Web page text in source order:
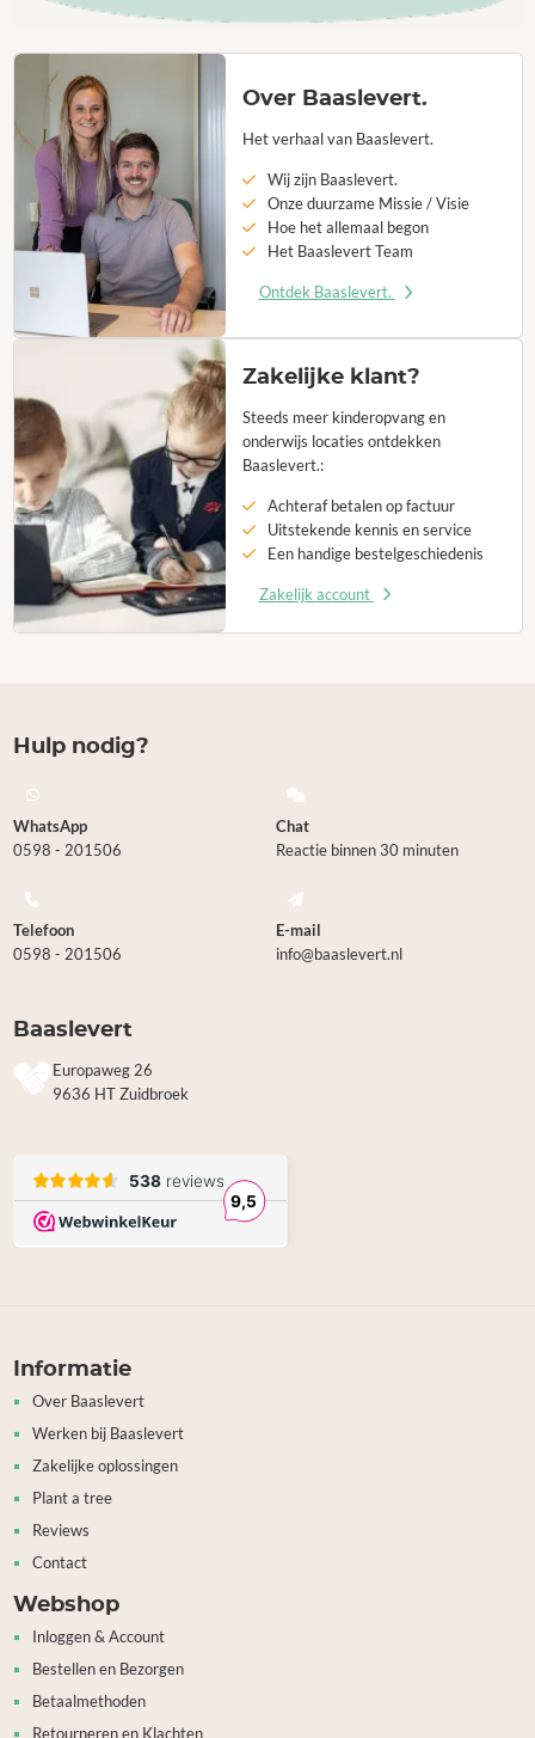
Over Baaslevert.
Het verhaal van Baaslevert.
Wij zijn Baaslevert.
Onze duurzame Missie / Visie
Hoe het allemaal begon
Het Baaslevert Team
Ontdek Baaslevert.
Zakelijke klant?
Steeds meer kinderopvang en
onderwijs locaties ontdekken
Baaslevert.:
Achteraf betalen op factuur
Uitstekende kennis en service
Een handige bestelgeschiedenis
Zakelijk account
Hulp nodig?
WhatsApp
0598 - 201506
Chat
Reactie binnen 30 minuten
Telefoon
0598 - 201506
E-mail
info@baaslevert.nl
Baaslevert
Europaweg 26
9636 HT Zuidbroek
Informatie
Over Baaslevert
Werken bij Baaslevert
Zakelijke oplossingen
Plant a tree
Reviews
Contact
Webshop
Inloggen & Account
Bestellen en Bezorgen
Betaalmethoden
Retourneren en Klachten